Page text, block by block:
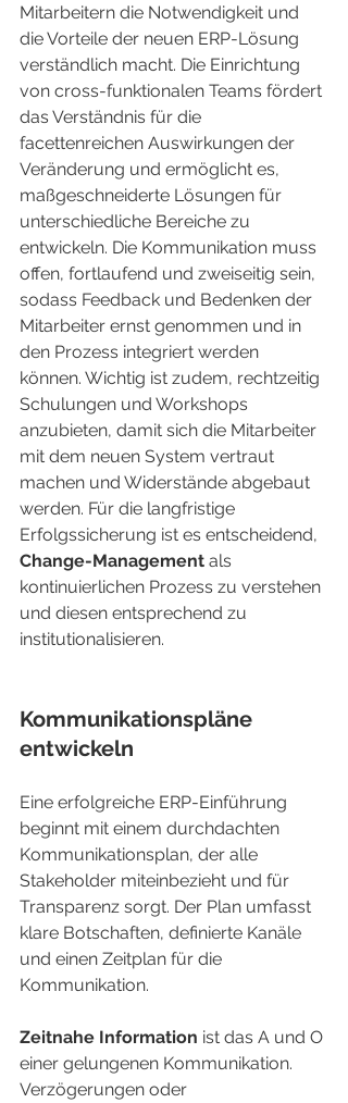
Mitarbeitern die Notwendigkeit und
die Vorteile der neuen ERP-Lösung
verständlich macht. Die Einrichtung
von cross-funktionalen Teams fördert
das Verständnis für die
facettenreichen Auswirkungen der
Veränderung und ermöglicht es,
maßgeschneiderte Lösungen für
unterschiedliche Bereiche zu
entwickeln. Die Kommunikation muss
offen, fortlaufend und zweiseitig sein,
sodass Feedback und Bedenken der
Mitarbeiter ernst genommen und in
den Prozess integriert werden
können. Wichtig ist zudem, rechtzeitig
Schulungen und Workshops
anzubieten, damit sich die Mitarbeiter
mit dem neuen System vertraut
machen und Widerstände abgebaut
werden. Für die langfristige
Erfolgssicherung ist es entscheidend,
Change-Management als
kontinuierlichen Prozess zu verstehen
und diesen entsprechend zu
institutionalisieren.
Kommunikationspläne
entwickeln
Eine erfolgreiche ERP-Einführung
beginnt mit einem durchdachten
Kommunikationsplan, der alle
Stakeholder miteinbezieht und für
Transparenz sorgt. Der Plan umfasst
klare Botschaften, definierte Kanäle
und einen Zeitplan für die
Kommunikation.
Zeitnahe Information ist das A und O
einer gelungenen Kommunikation.
Verzögerungen oder